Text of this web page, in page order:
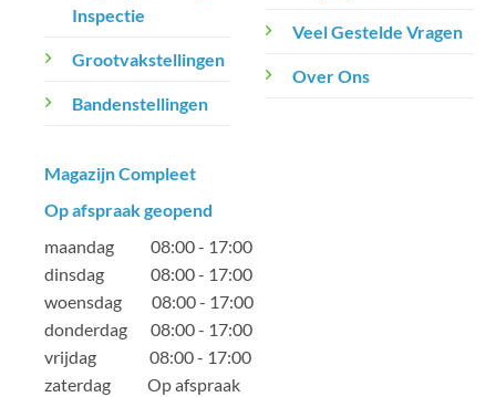
Inspectie
Grootvakstellingen
Bandenstellingen
Veel Gestelde Vragen
Over Ons
Magazijn Compleet
Op afspraak geopend
maandag 08:00 - 17:00
dinsdag 08:00 - 17:00
woensdag 08:00 - 17:00
donderdag 08:00 - 17:00
vrijdag 08:00 - 17:00
zaterdag Op afspraak